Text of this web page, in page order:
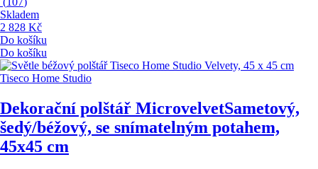
Skladem
2 828 Kč
Do košíku
Do košíku
Tiseco Home Studio
Dekorační polštář MicrovelvetSametový,
šedý/béžový, se snímatelným potahem,
45x45 cm